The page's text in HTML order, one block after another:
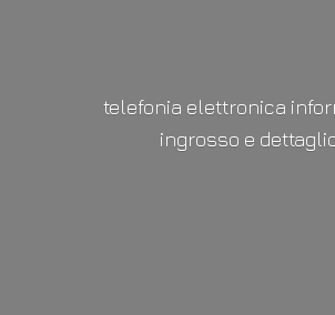
telefonia elettronica
ingrosso e